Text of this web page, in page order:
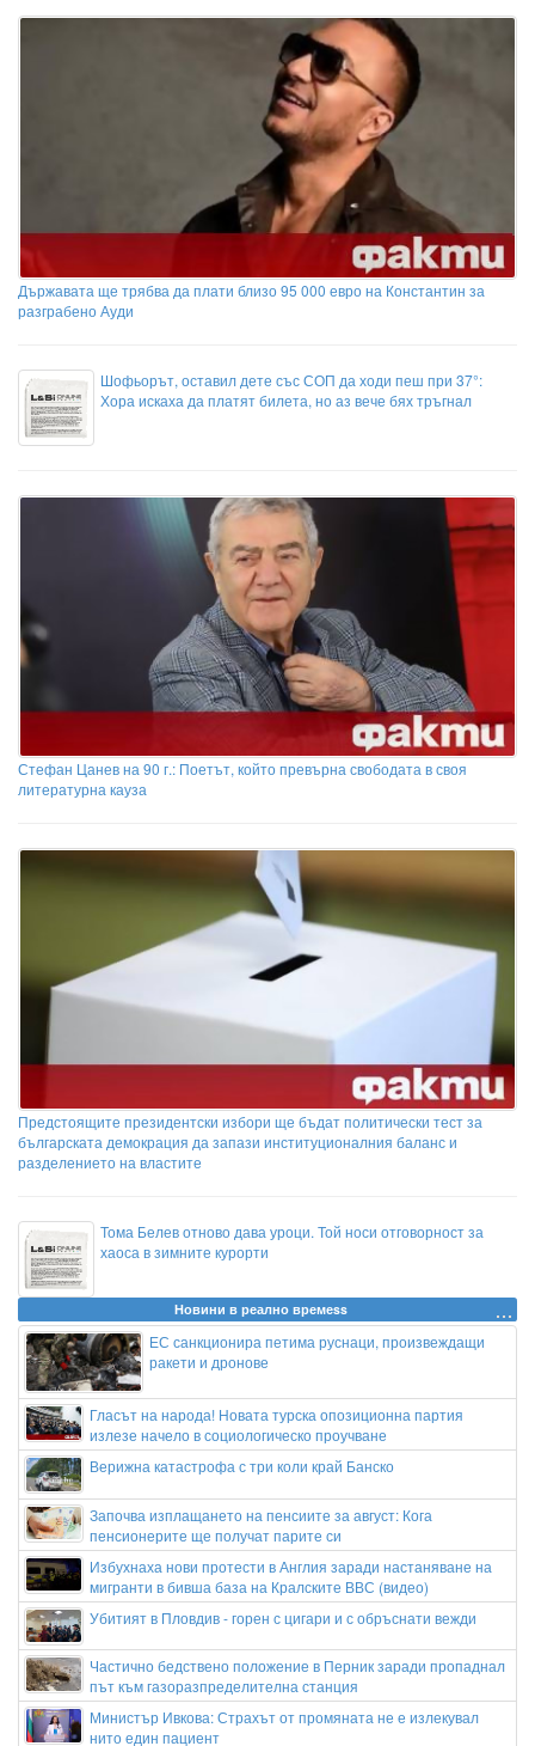
Държавата ще трябва да плати близо 95 000 евро на Константин за
разграбено Ауди
Шофьорът, оставил дете със СОП да ходи пеш при 37°:
Хора искаха да платят билета, но аз вече бях тръгнал
Стефан Цанев на 90 г.: Поетът, който превърна свободата в своя
литературна кауза
Предстоящите президентски избори ще бъдат политически тест за
българската демокрация да запази институционалния баланс и
разделението на властите
Тома Белев отново дава уроци. Той носи отговорност за
хаоса в зимните курорти
Новини в реално времеss
ЕС санкционира петима руснаци, произвеждащи
ракети и дронове
Гласът на народа! Новата турска опозиционна партия
излезе начело в социологическо проучване
Верижна катастрофа с три коли край Банско
Започва изплащането на пенсиите за август: Кога
пенсионерите ще получат парите си
Избухнаха нови протести в Англия заради настаняване на
мигранти в бивша база на Кралските ВВС (видео)
Убитият в Пловдив - горен с цигари и с обръснати вежди
Частично бедствено положение в Перник заради пропаднал
път към газоразпределителна станция
Министър Ивкова: Страхът от промяната не е излекувал
нито един пациент